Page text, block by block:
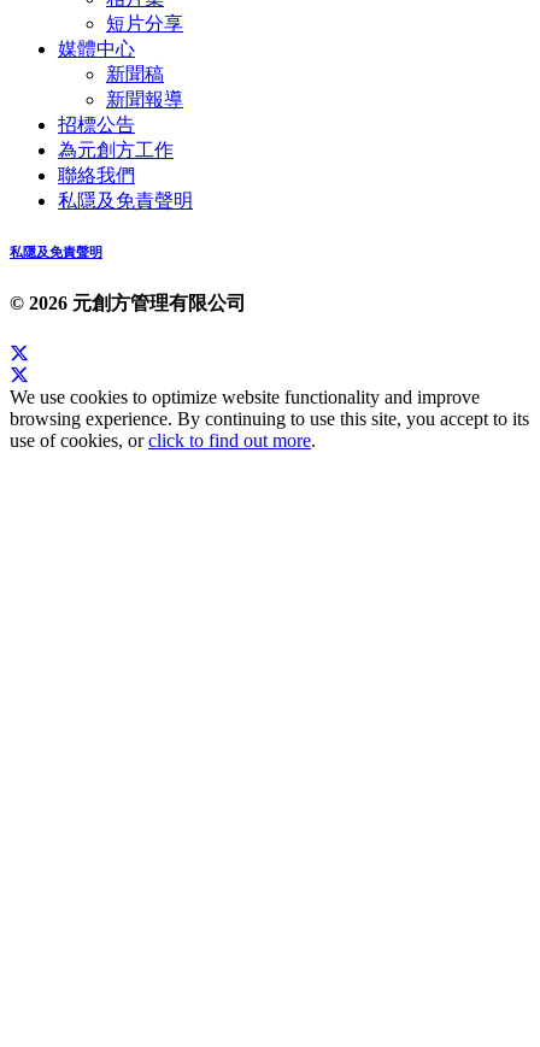
短片分享
媒體中心
新聞稿
新聞報導
招標公告
為元創方工作
聯絡我們
私隱及免責聲明
私隱及免責聲明
© 2026 元創方管理有限公司
We use cookies to optimize website functionality and improve
browsing experience. By continuing to use this site, you accept to its
use of cookies, orclick to find out more.